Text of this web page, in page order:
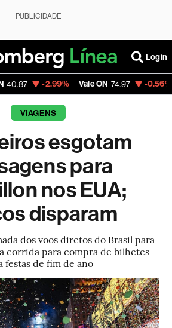
PUBLICIDADE
Login
Vale ON 74.97 -0.56% Itaú PN
VIAGENS
esgotam
para
nos EUA;
disparam
dos voos diretos do Brasil para
corrida para compra de bilhetes
festas de fim de ano